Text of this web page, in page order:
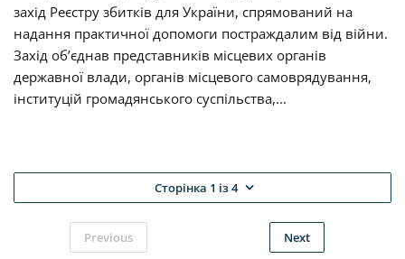
захід Реєстру збитків для України, спрямований на
надання практичної допомоги постраждалим від війни.
Захід об’єднав представників місцевих органів
державної влади, органів місцевого самоврядування,
інституцій громадянського суспільства,...
Сторінка 1 із 4
Previous Next